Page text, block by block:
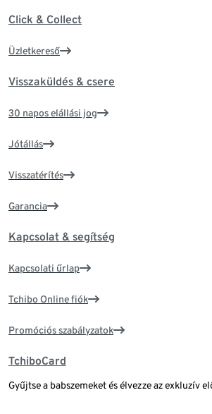
Click & Collect
Üzletkereső
Visszaküldés & csere
30 napos elállási jog
Jótállás
Visszatérítés
Garancia
Kapcsolat & segítség
Kapcsolati űrlap
Tchibo Online fiók
Promóciós szabályzatok
TchiboCard
Gyűjtse a babszemeket és élvezze az exkluzív